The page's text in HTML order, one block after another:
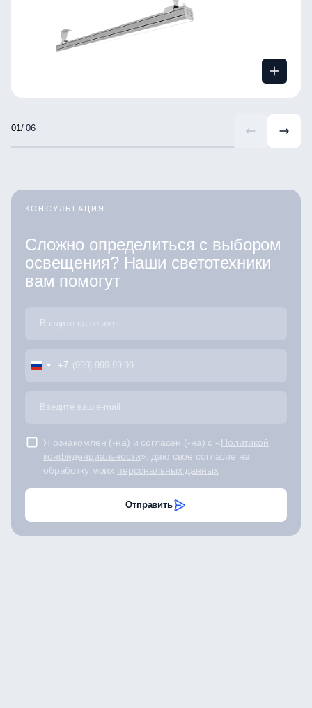
/ 06
КОНСУЛЬТАЦИЯ
Сложно определиться с выбором
освещения? Наши светотехники
вам помогут
+7
Я ознакомлен (-на) и согласен (-на) с «Политикой
конфиденциальности», даю свое согласие на
обработку моих персональных данных
Отправить